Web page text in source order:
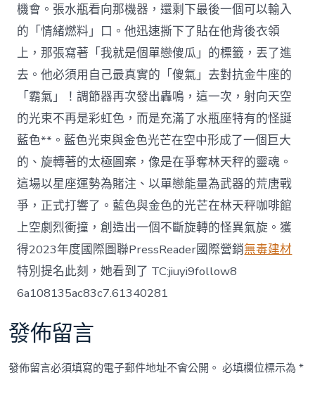
機會。張水瓶看向那機器，還剩下最後一個可以輸入
的「情緒燃料」口。他迅速撕下了貼在他背後衣領
上，那張寫著「我就是個單戀傻瓜」的標籤，丟了進
去。他必須用自己最真實的「傻氣」去對抗金牛座的
「霸氣」！調節器再次發出轟鳴，這一次，射向天空
的光束不再是彩虹色，而是充滿了水瓶座特有的怪誕
藍色**。藍色光束與金色光芒在空中形成了一個巨大
的、旋轉著的太極圖案，像是在爭奪林天秤的靈魂。
這場以星座運勢為賭注、以單戀能量為武器的荒唐戰
爭，正式打響了。藍色與金色的光芒在林天秤咖啡館
上空劇烈衝撞，創造出一個不斷旋轉的怪異氣旋。獲
得2023年度國際圖聯PressReader國際營銷無毒建材
特別提名此刻，她看到了 TC:jiuyi9follow8
6a108135ac83c7.61340281
發佈留言
發佈留言必須填寫的電子郵件地址不會公開。 必填欄位標示為*